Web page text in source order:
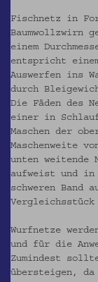
Fischnetz in
Baumwollzwirn
einem
entspricht
Auswerfen ins
durch
Die Fäden des
einer in
Maschen der
Maschenweite
unten weitende
aufweist und in
schweren Band
Vergleichsstück
Wurfnetze
und für die
Zumindest
übersteigen, da